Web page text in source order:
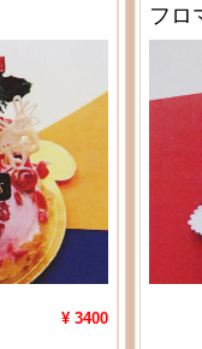
¥ 3400
フロ